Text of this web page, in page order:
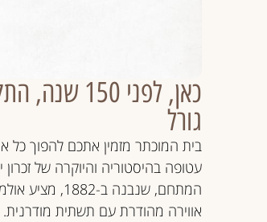
כאן, לפני
גורל
בית המוכתר מזמין אתכם להפוך כל
עטופה בהיסטוריה והיוקרה של זכרון
המתחם, שנבנה
אווירה מהודרת עם תשתית מודרנית.